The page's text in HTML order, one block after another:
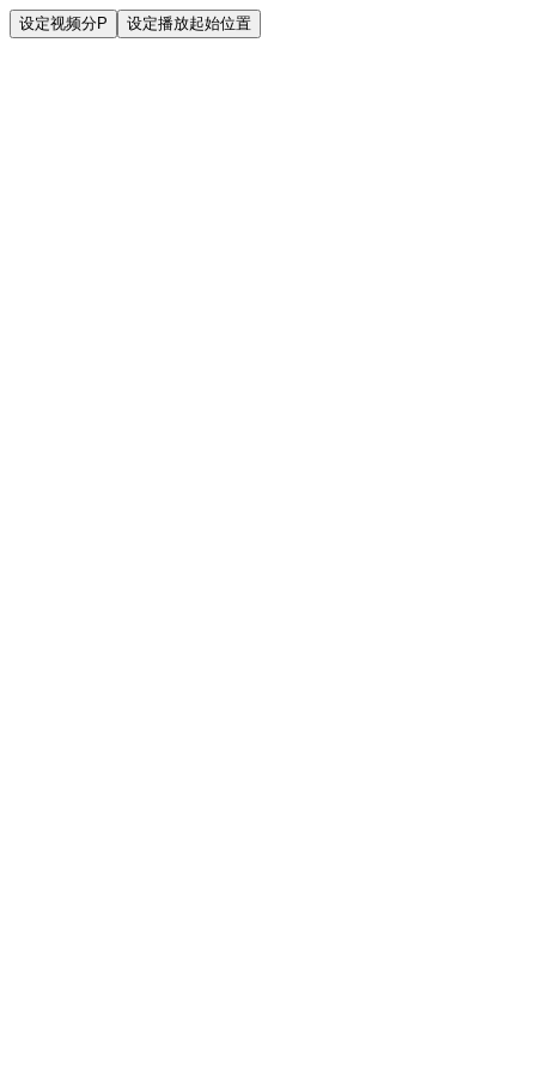
设定视频分P 设定播放起始位置